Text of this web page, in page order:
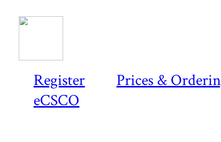
Register
Prices &
eCSCO